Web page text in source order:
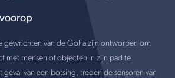
gewrichten van de GoFa zijn ontworpen om
met mensen of objecten in zijn pad te
geval van een botsing, treden de sensoren van